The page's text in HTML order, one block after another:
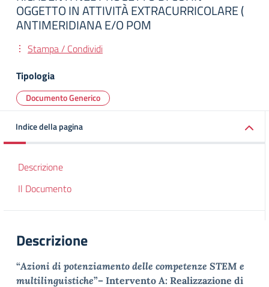
OGGETTO IN ATTIVITÀ EXTRACURRICOLARE (
ANTIMERIDIANA E/O POM
Stampa / Condividi
Tipologia
Documento Generico
Indice della pagina
Descrizione
Il Documento
Descrizione
“Azioni di potenziamento delle competenze STEM e
multilinguistiche”– Intervento A: Realizzazione di